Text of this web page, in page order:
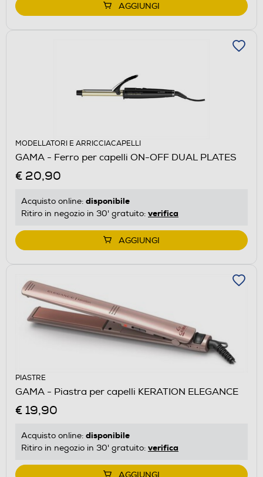
AGGIUNGI
MODELLATORI E ARRICCIACAPELLI
GAMA - Ferro per capelli ON-OFF DUAL PLATES
€ 20,90
Acquisto online: disponibile
Ritiro in negozio in 30' gratuito: verifica
AGGIUNGI
PIASTRE
GAMA - Piastra per capelli KERATION ELEGANCE
€ 19,90
Acquisto online: disponibile
Ritiro in negozio in 30' gratuito: verifica
AGGIUNGI